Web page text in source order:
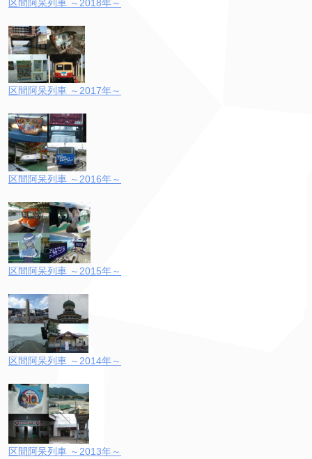
区間阿呆列車 ～2018年～
区間阿呆列車 ～2017年～
区間阿呆列車 ～2016年～
区間阿呆列車 ～2015年～
区間阿呆列車 ～2014年～
区間阿呆列車 ～2013年～